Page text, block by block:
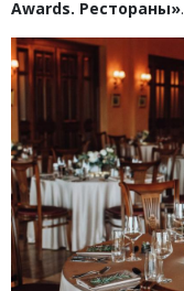
Awards. Рестораны».